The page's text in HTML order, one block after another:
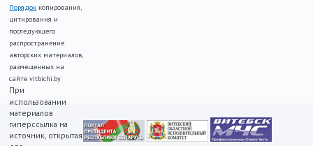
Порядок копирования,
цитирования и
последующего
распространение
авторских материалов,
размещенных на
сайте vitbichi.by
При
использовании
материалов
гиперссылка на
источник, открытая